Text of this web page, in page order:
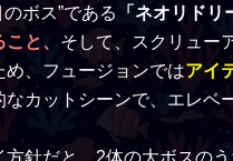
ボス”である
「ネオリドリ
と、 そして、スクリュー
め、フュージョンではアイ
カットシーンで、エレベ